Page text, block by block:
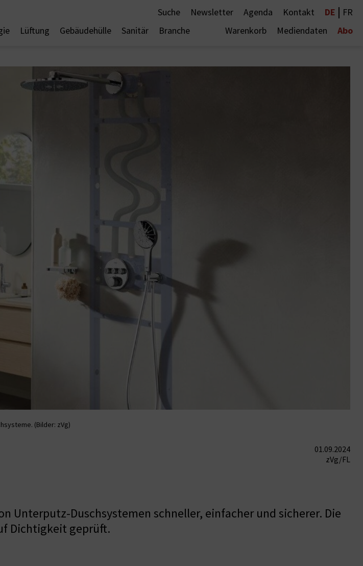
Suche Newsletter Agenda Kontakt DE | FR
Lüftung Gebäudehülle Sanitär Branche Warenkorb Mediendaten Abo
(Bilder: zVg)
01.09.2024
zVg/FL
Unterputz-Duschsystemen schneller, einfacher und sicherer. Die
Dichtigkeit geprüft.